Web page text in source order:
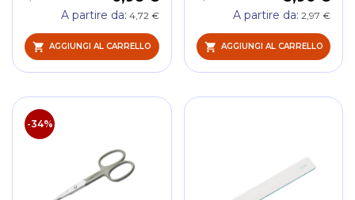
A partire da 4,72 €
AGGIUNGI AL CARRELLO
A partire da 2,97 €
AGGIUNGI AL CARRELLO
-34%